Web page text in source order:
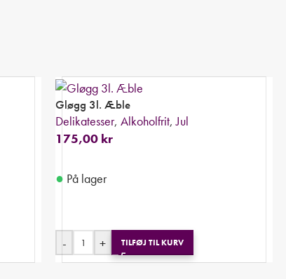
Gløgg 3l. Æble
Delikatesser, Alkoholfrit, Jul
175,00 kr
● På lager
- + TILFØJ TIL KURV